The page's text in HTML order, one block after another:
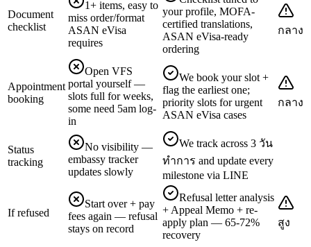
Document
checklist
1+ items, easy to
miss order/format
ASAN eVisa
requires
your profile, MOFA-
certified translations,
ASAN eVisa-ready
ordering
กลาง
Appointment
booking
Open VFS
portal yourself —
slots full for weeks,
some need 5am log-
in
We book your slot +
flag the earliest one;
priority slots for urgent
ASAN eVisa cases
กลาง
Status
tracking
No visibility —
embassy tracker
updates slowly
We track across 3 วัน
ทำการ and update every
milestone via LINE
If refused
Start over + pay
fees again — refusal
stays on record
Refusal letter analysis
+ Appeal Memo + re-
apply plan — 65-72%
recovery
สูง